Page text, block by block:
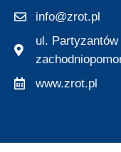
info@zrot.pl
ul.
www.zrot.pl